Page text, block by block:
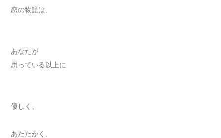
恋の物語は、
あなたが
思っている以上に
優しく、
あたたかく、